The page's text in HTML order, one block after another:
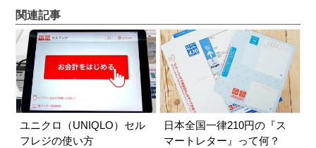
関連記事
ユニクロ（UNIQLO）セル
フレジの使い方
日本全国一律210円の『ス
マートレター』って何？